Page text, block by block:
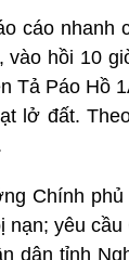
cáo nhanh
vào hồi 10
Tả Páo Hồ
lở đất.
Chính
nạn; yêu
dân tỉnh